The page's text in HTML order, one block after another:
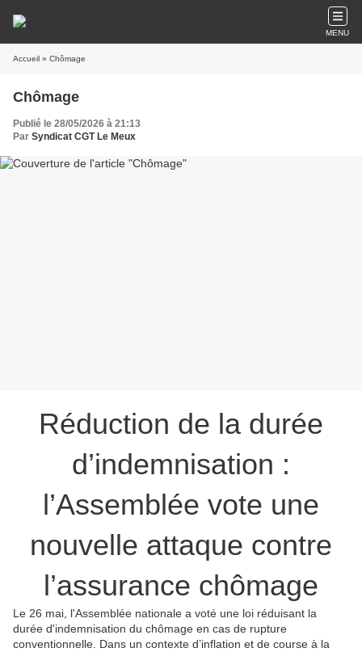
MENU
Accueil » Chômage
Chômage
Publié le 28/05/2026 à 21:13
Par Syndicat CGT Le Meux
Réduction de la durée
d’indemnisation :
l’Assemblée vote une
nouvelle attaque contre
l’assurance chômage
Le 26 mai, l'Assemblée nationale a voté une loi réduisant la
durée d'indemnisation du chômage en cas de rupture
conventionnelle. Dans un contexte d’inflation et de course à la